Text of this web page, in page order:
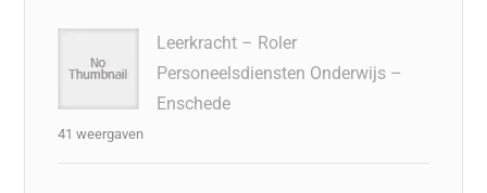
Leerkracht – Roler
Personeelsdiensten Onderwijs –
Enschede
41 weergaven